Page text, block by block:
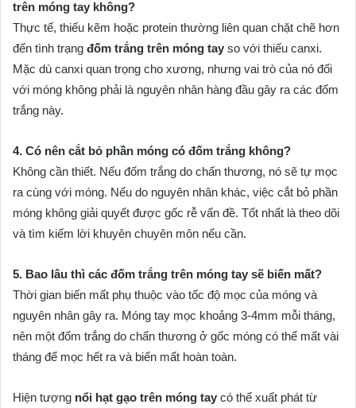
trên móng tay không?
Thực tế, thiếu kẽm hoặc protein thường liên quan chặt chẽ hơn
đến tình trạng đốm trắng trên móng tay so với thiếu canxi.
Mặc dù canxi quan trọng cho xương, nhưng vai trò của nó đối
với móng không phải là nguyên nhân hàng đầu gây ra các đốm
trắng này.
4. Có nên cắt bỏ phần móng có đốm trắng không?
Không cần thiết. Nếu đốm trắng do chấn thương, nó sẽ tự mọc
ra cùng với móng. Nếu do nguyên nhân khác, việc cắt bỏ phần
móng không giải quyết được gốc rễ vấn đề. Tốt nhất là theo dõi
và tìm kiếm lời khuyên chuyên môn nếu cần.
5. Bao lâu thì các đốm trắng trên móng tay sẽ biến mất?
Thời gian biến mất phụ thuộc vào tốc độ mọc của móng và
nguyên nhân gây ra. Móng tay mọc khoảng 3-4mm mỗi tháng,
nên một đốm trắng do chấn thương ở gốc móng có thể mất vài
tháng để mọc hết ra và biến mất hoàn toàn.
Hiện tượng nổi hạt gạo trên móng tay có thể xuất phát từ